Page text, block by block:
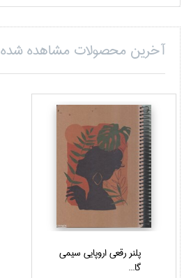
آخرین محصولات مشاهده شده
پلنر رقعي اروپايي سيمي
گا...